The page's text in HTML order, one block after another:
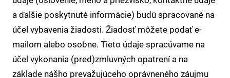
a ďalšie poskytnuté informácie) budú spracované na
účel vybavenia žiadosti. Žiadosť môžete podať e-
mailom alebo osobne. Tieto údaje spracúvame na
účel vykonania (pred)zmluvných opatrení a na
základe nášho prevažujúceho oprávneného záujmu